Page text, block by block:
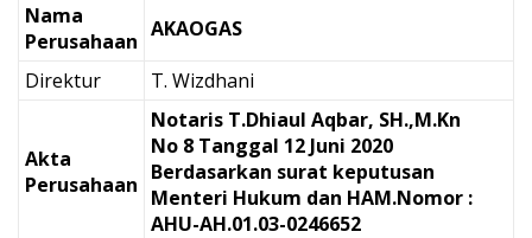
Nama
Perusahaan AKAOGAS
Direktur
T. Wizdhani
Akta
Perusahaan
Notaris T.Dhiaul Aqbar, SH.,M.Kn
No 8 Tanggal 12 Juni 2020
Berdasarkan surat keputusan
Menteri Hukum dan HAM.Nomor :
AHU-AH.01.03-0246652